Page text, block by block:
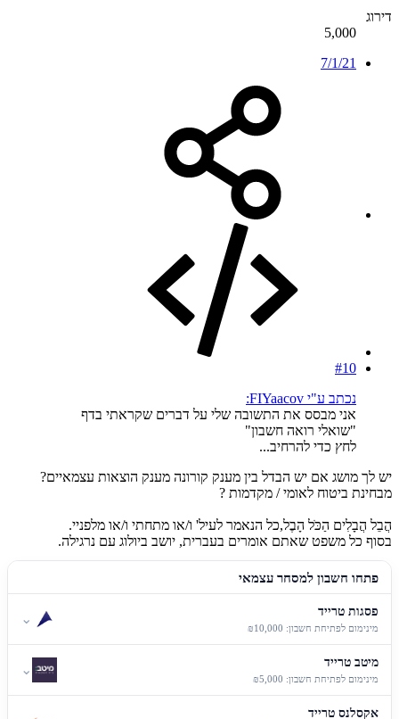
דירוג
5,000
7/1/21
#10
נכתב ע"י FIYaacov:
אני מבסס את התשובה שלי על דברים שקראתי בדף
"שואלי רואה חשבון"
לחץ כדי להרחיב...
יש לך מושג אם יש הבדל בין מענק קורונה מענק הוצאות עצמאיים?
מבחינת ביטוח לאומי / מקדמות ?
הֲבֵל הֲבָלִים הַכֹּל הָבֶל,כל הנאמר לעיל' ו/או מתחתי ו/או מלפניי.
בסוף כל משפט שאתם אומרים בעברית, יושב ביולוג עם נרגילה.
פתחו חשבון למסחר עצמאי
פסגות טרייד
מינימום לפתיחת חשבון: ₪10,000
⌄
מיטב טרייד
מינימום לפתיחת חשבון: ₪5,000
⌄
אקסלנס טרייד